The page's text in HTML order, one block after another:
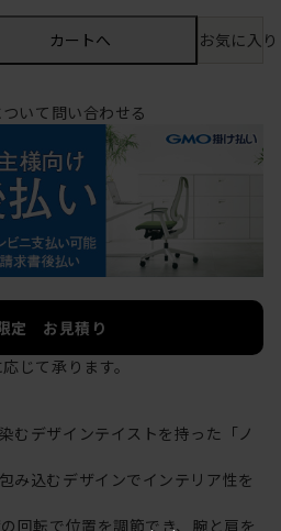
カートへ お気に入
いて問い合わせる
定 お見積り
じて承ります。
むデザインテイストを持った「ノ
み込むデザインでインテリア性を
回転で位置を調節でき、腕と肩を